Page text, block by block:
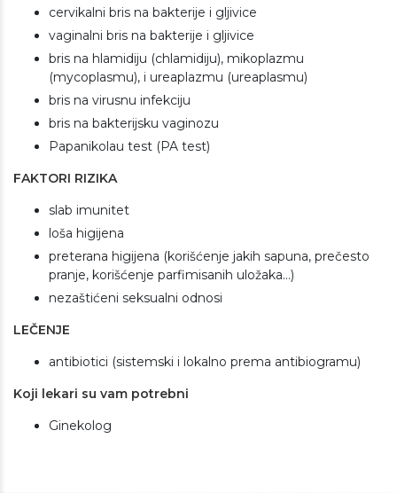
cervikalni bris na bakterije i gljivice
vaginalni bris na bakterije i gljivice
bris na hlamidiju (chlamidiju), mikoplazmu
(mycoplasmu), i ureaplazmu (ureaplasmu)
bris na virusnu infekciju
bris na bakterijsku vaginozu
Papanikolau test (PA test)
FAKTORI RIZIKA
slab imunitet
loša higijena
preterana higijena (korišćenje jakih sapuna, prečesto
pranje, korišćenje parfimisanih uložaka...)
nezaštićeni seksualni odnosi
LEČENJE
antibiotici (sistemski i lokalno prema antibiogramu)
Koji lekari su vam potrebni
Ginekolog